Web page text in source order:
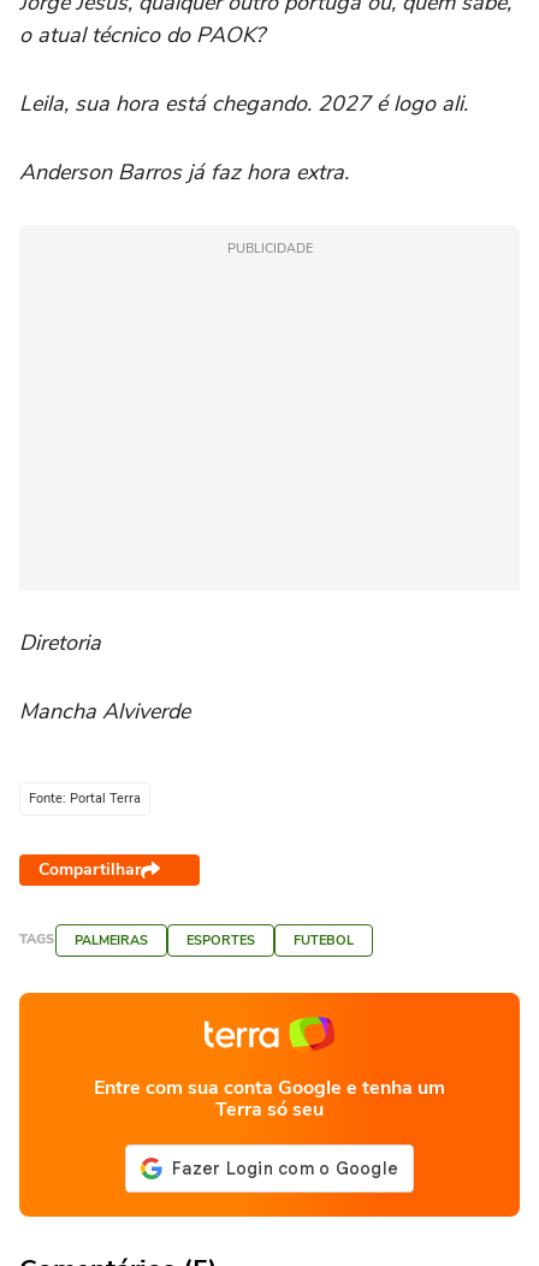
o atual técnico do PAOK?
Leila, sua hora está chegando. 2027 é logo ali.
Anderson Barros já faz hora extra.
PUBLICIDADE
Diretoria
Mancha Alviverde
Fonte: Portal Terra
Compartilhar
TAGS PALMEIRAS ESPORTES FUTEBOL
Entre com sua conta Google e tenha um
Terra só seu